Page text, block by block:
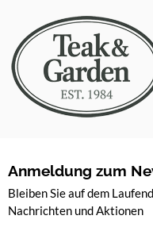
Anmeldung zum
Bleiben Sie auf dem
Nachrichten und Aktionen